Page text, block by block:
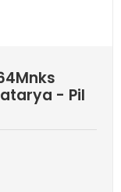
- Pil